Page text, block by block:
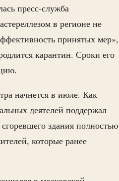
пресс-служба
в регионе не
принятых мер»,
карантин. Сроки его
начнется в июле. Как
деятелей поддержал
здания полностью
которые ранее